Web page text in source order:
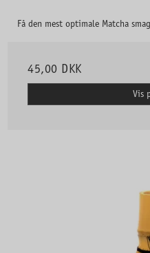
Få den mest optimale Matcha
45,00 DKK
Vis